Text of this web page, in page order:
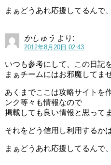
まぁどうあれ応援してるんで
かしゅう より:
2012年8月20日 02:43
いつも参考にして、この日記
まぁチームにはお邪魔してま
あくまでここは攻略サイトを
ンク等々も情報なので
掲載しても良い情報と思ってま
それをどう信用し利用するか
まぁどうあれ応援してるんで